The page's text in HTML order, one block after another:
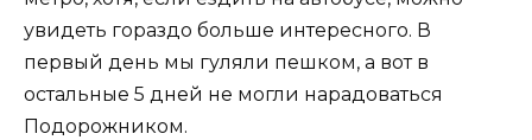
увидеть гораздо больше интересного. В
первый день мы гуляли пешком, а вот в
остальные 5 дней не могли нарадоваться
Подорожником.